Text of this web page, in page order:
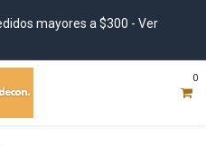
mayores a $300 - Ver
0